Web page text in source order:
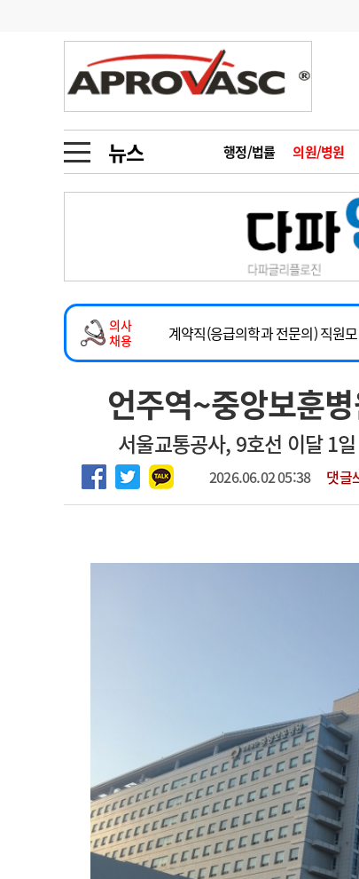
뉴스 행정/법률 의원/병원
금주의 검색어
1
의사인력
2
성분명 처방
3
AI의료
4
전공의 모
메디인포 인사
오피니언 칼럼
인물 초대석
동영상뉴스
포토뉴스
메디 Hospital 지역병원
인포메이션 행정처분
고객센터 회사소개
의사
채용
2026년 하반기 인턴 모집
마취통증의학과 임기제 임상의사
계약직(응급의학과 전문의) 직원
하반기 전공의(레지던트1년차) 모
2026년 하반기 인턴 모집
마취통증의학과 임기제 임상의사
언주역~중앙보훈
서울교통공사, 9호선 이달 1
2026.06.02 05:38 댓글